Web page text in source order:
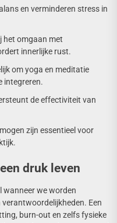
en verminderen stress in
het omgaan met
innerlijke rust.
om yoga en meditatie
integreren.
de effectiviteit van
zijn essentieel voor
druk leven
wanneer we worden
Een
burn-out en zelfs fysieke